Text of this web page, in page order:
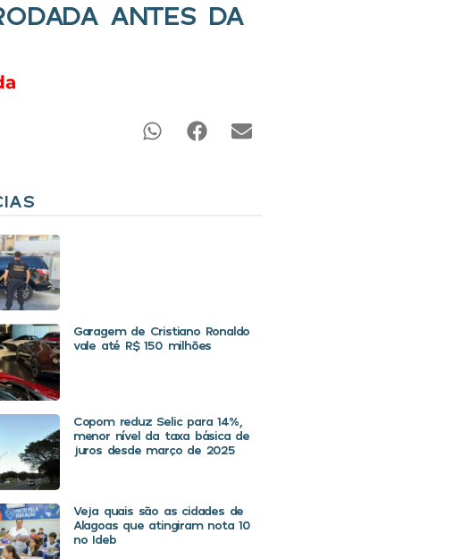
ANTES DA
Garagem de Cristiano Ronaldo
vale até R$ 150 milhões
Copom reduz Selic para 14%,
menor nível da taxa básica de
juros desde março de 2025
Veja quais são as cidades de
Alagoas que atingiram nota 10
no Ideb